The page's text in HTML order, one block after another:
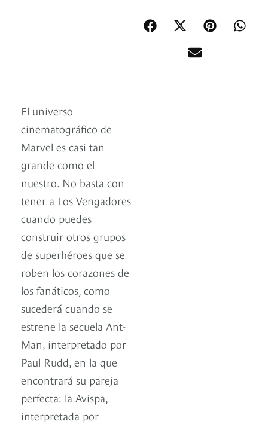
El universo
cinematográfico de
Marvel es casi tan
grande como el
nuestro. No basta con
tener a Los Vengadores
cuando puedes
construir otros grupos
de superhéroes que se
roben los corazones de
los fanáticos, como
sucederá cuando se
estrene la secuela Ant-
Man, interpretado por
Paul Rudd, en la que
encontrará su pareja
perfecta: la Avispa,
interpretada por